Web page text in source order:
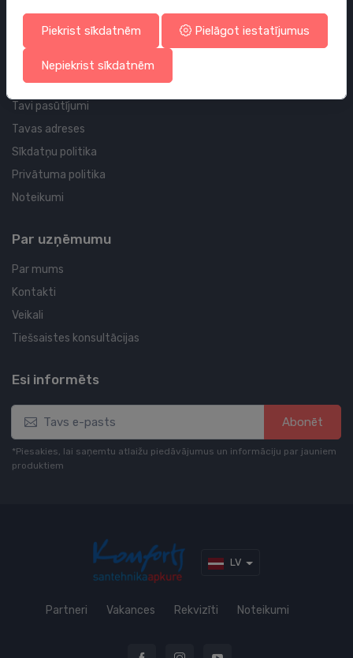
Cauruļvadi un Veidgabali
Profila un piegādes informācija
Tavs konts
Tavi pasūtījumi
Tavas adreses
Sīkdatņu politika
Privātuma politika
Noteikumi
Par uzņēmumu
Par mums
Kontakti
Veikali
Tiešsaistes konsultācijas
Esi informēts
Abonēt
*Piesakies, lai saņemtu atlaižu piedāvājumus un informāciju par jauniem
produktiem
LV
Partneri Vakances Rekvizīti Noteikumi
Piekrist sīkdatnēm Pielāgot iestatījumus
Nepiekrist sīkdatnēm